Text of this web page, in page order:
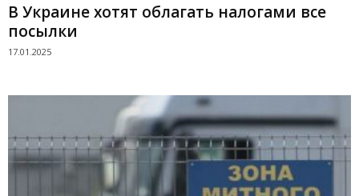
В Украине хотят облагать налогами все
посылки
17.01.2025